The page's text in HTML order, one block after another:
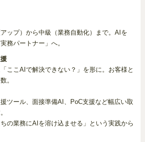
ップ）から中級（業務自動化）まで。AIを
務パートナー」へ。
ここAIで解決できない？」を形に。お客様と
。
ツール、面接準備AI、PoC支援など幅広い取
の業務にAIを溶け込ませる」という実践から